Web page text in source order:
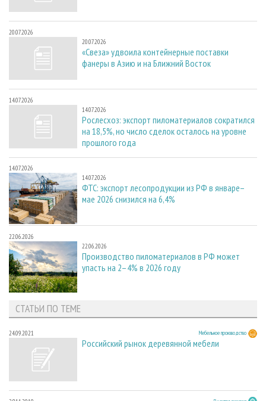
20.07.2026
20.07.2026
«Свеза» удвоила контейнерные поставки
фанеры в Азию и на Ближний Восток
14.07.2026
14.07.2026
Рослесхоз: экспорт пиломатериалов сократился
на 18,5%, но число сделок осталось на уровне
прошлого года
14.07.2026
14.07.2026
ФТС: экспорт лесопродукции из РФ в январе–
мае 2026 снизился на 6,4%
22.06.2026
22.06.2026
Производство пиломатериалов в РФ может
упасть на 2–4% в 2026 году
СТАТЬИ ПО ТЕМЕ
24.09.2021 Мебельное производство
Российский рынок деревянной мебели